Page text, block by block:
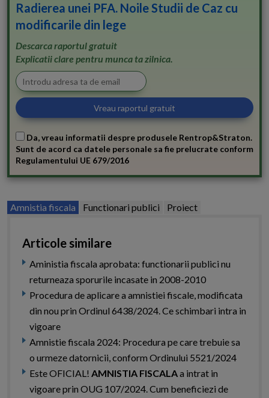
Radierea unei PFA. Noile Studii de Caz cu
modificarile din lege
Descarca raportul gratuit
Explicatii clare pentru munca ta zilnica.
Da, vreau informatii despre produsele Rentrop&Straton.
Sunt de acord ca datele personale sa fie prelucrate conform
Regulamentului UE 679/2016
Amnistia fiscala Functionari publici Proiect
Articole similare
Aministia fiscala aprobata: functionarii publici nu
returneaza sporurile incasate in 2008-2010
Procedura de aplicare a amnistiei fiscale, modificata
din nou prin Ordinul 6438/2024. Ce schimbari intra in
vigoare
Amnistie fiscala 2024: Procedura pe care trebuie sa
o urmeze datornicii, conform Ordinului 5521/2024
Este OFICIAL! AMNISTIA FISCALAa intrat in
vigoare prin OUG 107/2024. Cum beneficiezi de